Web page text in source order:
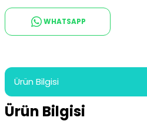
WHATSAPP
Ürün Bilgisi
Ürün Bilgisi